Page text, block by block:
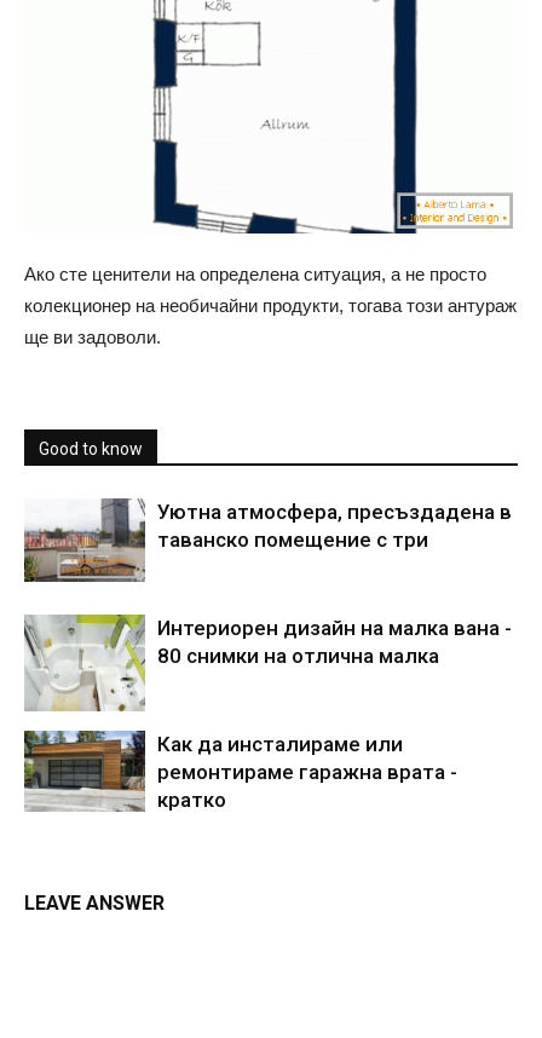
Ако сте ценители на определена ситуация, а не просто
колекционер на необичайни продукти, тогава този антураж
ще ви задоволи.
Good to know
Уютна атмосфера, пресъздадена в
таванско помещение с три
Интериорен дизайн на малка вана -
80 снимки на отлична малка
Как да инсталираме или
ремонтираме гаражна врата -
кратко
LEAVE ANSWER